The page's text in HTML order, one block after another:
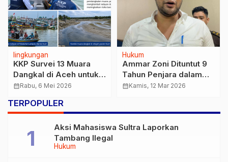
lingkungan
KKP Survei 13 Muara
Dangkal di Aceh untuk
Lancarkan Aktivitas
calendar_monthRabu, 6 Mei 2026
Hukum
Ammar Zoni Dituntut 9
Tahun Penjara dalam
Kasus Narkotika
calendar_monthKamis, 12 Mar 2026
TERPOPULER
Hukum
Aksi Mahasiswa Sultra Laporkan
Tambang Ilegal